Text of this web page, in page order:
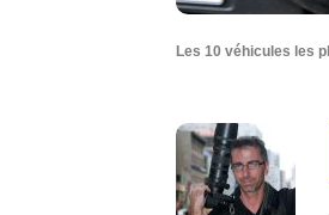
Les 10 véhicules les